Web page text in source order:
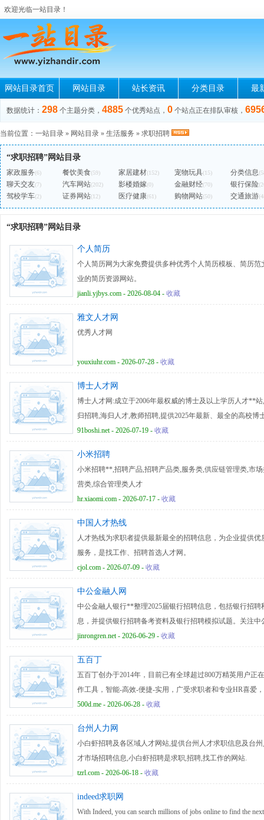
欢迎光临一站目录！
网站目录首页 网站目录 站长资讯 分类目录 最
数据统计： 298 个主题分类， 4885 个优秀站点， 0 个站点正在排队审核，
当前位置： 一站目录 » 网站目录 » 生活服务 » 求职招聘
“求职招聘”网站目录
家政服务(6) 餐饮美食(59) 家居建材(152) 宠物玩具(15) 分类信息
聊天交友(7) 汽车网站(202) 影楼婚嫁(0) 金融财经(70) 银行保险
驾校学车(2) 证券网站(12) 医疗健康(61) 购物网站(50) 交通旅游
“求职招聘”网站目录
个人简历
个人简历网为大家免费提供多种优秀个人简历模板、简历
业的简历资源网站。
jianli.yjbys.com - 2026-08-04 - 收藏
雅文人才网
优秀人才网
youxiuhr.com - 2026-07-28 - 收藏
博士人才网
博士人才网:成立于2006年最权威的博士及以上学历人才**
归招聘,海归人才,教师招聘,提供2025年最新、最全的高校博
91boshi.net - 2026-07-19 - 收藏
小米招聘
小米招聘**,招聘产品,招聘产品类,服务类,供应链管理类,市
营类,综合管理类人才
hr.xiaomi.com - 2026-07-17 - 收藏
中国人才热线
人才热线为求职者提供最新最全的招聘信息，为企业提供
服务，是找工作、招聘首选人才网。
cjol.com - 2026-07-09 - 收藏
中公金融人网
中公金融人银行**整理2025届银行招聘信息，包括银行招
息，并提供银行招聘备考资料及银行招聘模拟试题。关注
求职辅导课程。
jinrongren.net - 2026-06-29 - 收藏
五百丁
五百丁创办于2014年，目前已有全球超过800万精英用户正
作工具，智能-高效-便捷-实用，广受求职者和专业HR喜爱
板，可以满足求职者的各类简历需求，有效提升求职成功
500d.me - 2026-06-28 - 收藏
台州人力网
小白虾招聘及各区域人才网站,提供台州人才求职信息及台
才市场招聘信息,小白虾招聘是求职,招聘,找工作的网站.
tzrl.com - 2026-06-18 - 收藏
indeed求职网
With Indeed, you can search millions of jobs online to find the